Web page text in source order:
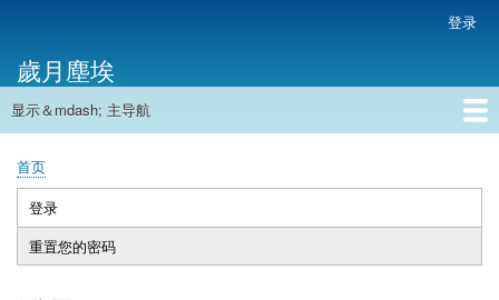
主
内
帐
户
菜
单
登录
歲月塵埃
主
航
显示＆mdash; 主导航
首页
面
包
屑
首页
主
标
登录
动
标
重置您的密码